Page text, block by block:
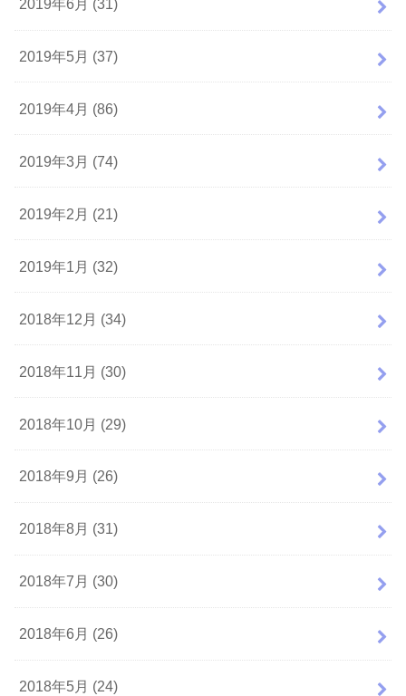
2019年6月 (31)
2019年5月 (37)
2019年4月 (86)
2019年3月 (74)
2019年2月 (21)
2019年1月 (32)
2018年12月 (34)
2018年11月 (30)
2018年10月 (29)
2018年9月 (26)
2018年8月 (31)
2018年7月 (30)
2018年6月 (26)
2018年5月 (24)